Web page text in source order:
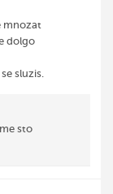
mnozat
dolgo
sluzis.
sto